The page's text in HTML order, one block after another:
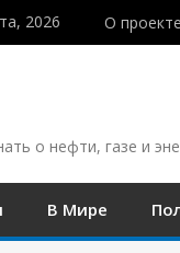
2026 О проекте
о нефти, газе и
В Мире